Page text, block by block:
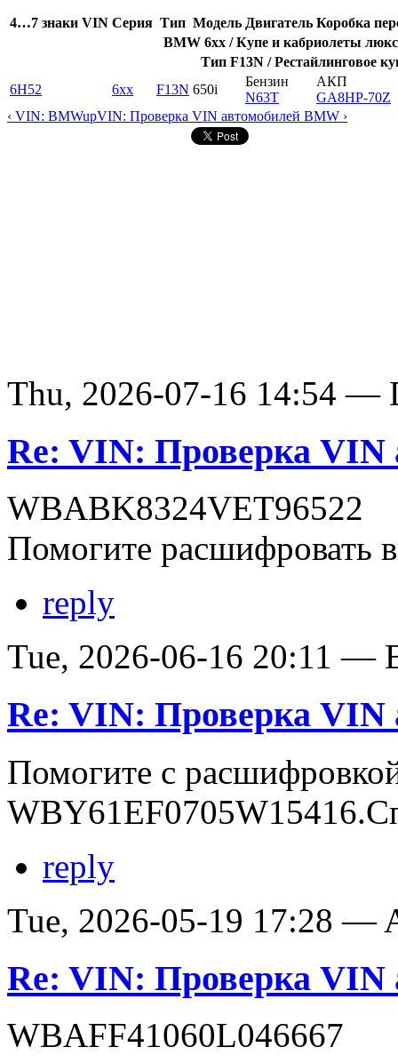
4…7 знаки VIN Серия Тип Модель Двигатель Коробка
BMW 6xx / Купе и кабриолеты
Тип F13N / Рестайлинговое
6H52
6xx F13N 650i
Бензин
N63T
АКП
GA8HP-70Z
‹ VIN: BMWupVIN: Проверка VIN автомобилей BMW ›
Thu, 2026-07-16 14:54 —
Re: VIN: Проверка VIN
WBABK8324VET96522
Помогите расшифровать
reply
Tue, 2026-06-16 20:11 —
Re: VIN: Проверка VIN
Помогите с
reply
Tue, 2026-05-19 17:28 —
Re: VIN: Проверка VIN
WBAFF41060L046667